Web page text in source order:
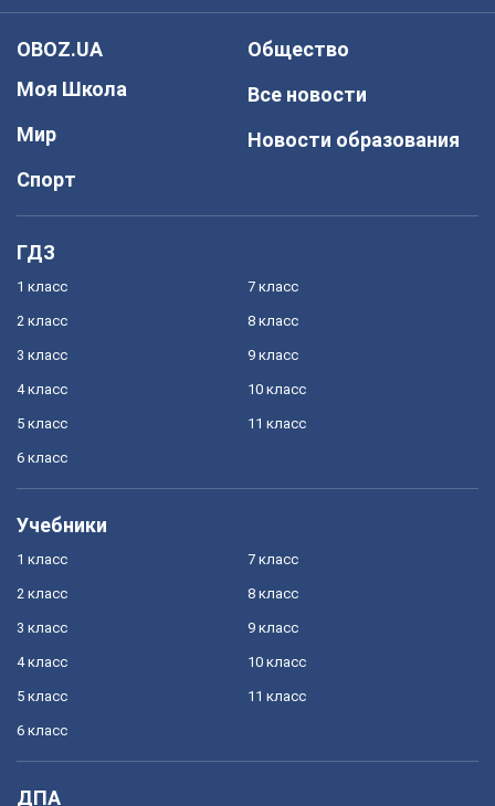
OBOZ.UA
Моя Школа
Мир
Спорт
Общество
Все новости
Новости образования
ГДЗ
1 класс
2 класс
3 класс
4 класс
5 класс
6 класс
7 класс
8 класс
9 класс
10 класс
11 класс
Учебники
1 класс
2 класс
3 класс
4 класс
5 класс
6 класс
7 класс
8 класс
9 класс
10 класс
11 класс
ДПА